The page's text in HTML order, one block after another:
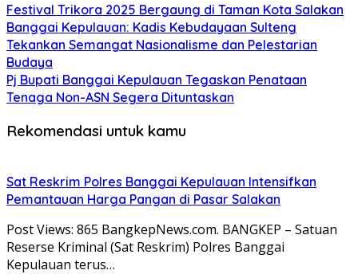
Festival Trikora 2025 Bergaung di Taman Kota Salakan
Banggai Kepulauan: Kadis Kebudayaan Sulteng
Tekankan Semangat Nasionalisme dan Pelestarian
Budaya
Pj Bupati Banggai Kepulauan Tegaskan Penataan
Tenaga Non-ASN Segera Dituntaskan
Rekomendasi untuk kamu
Sat Reskrim Polres Banggai Kepulauan Intensifkan
Pemantauan Harga Pangan di Pasar Salakan
Post Views: 865 BangkepNews.com. BANGKEP – Satuan
Reserse Kriminal (Sat Reskrim) Polres Banggai
Kepulauan terus…